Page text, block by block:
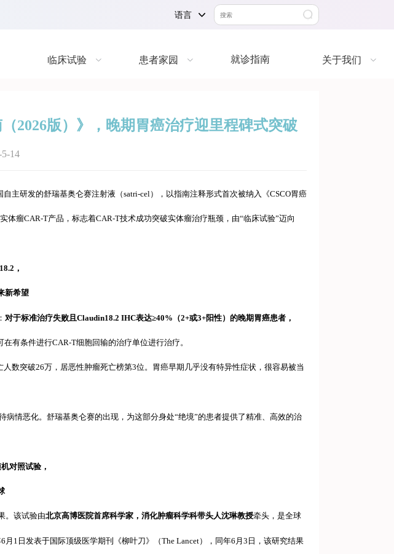
语言
临床试验 患者家园 就诊指南 关于我们
2026版）》，晚期胃癌治疗迎里程碑式突破
14
主研发的舒瑞基奥仑赛注射液（satri-cel），以指南注释形式首次被纳入《CSCO胃癌
瘤CAR-T产品，标志着CAR-T技术成功突破实体瘤治疗瓶颈，由“临床试验”迈向
，
新希望
对于标准治疗失败且Claudin18.2 IHC表达≥40%（2+或3+阳性）的晚期胃癌患者，
有条件进行CAR-T细胞回输的治疗单位进行治疗。
数突破26万，居恶性肿瘤死亡榜第3位。胃癌早期几乎没有特异性症状，很容易被当
情恶化。舒瑞基奥仑赛的出现，为这部分身处“绝境”的患者提供了精准、高效的治
对照试验，
。该试验由北京高博医院首席科学家，消化肿瘤科学科带头人沈琳教授牵头，是全球
1日发表于国际顶级医学期刊《柳叶刀》（The Lancet），同年6月3日，该研究结果